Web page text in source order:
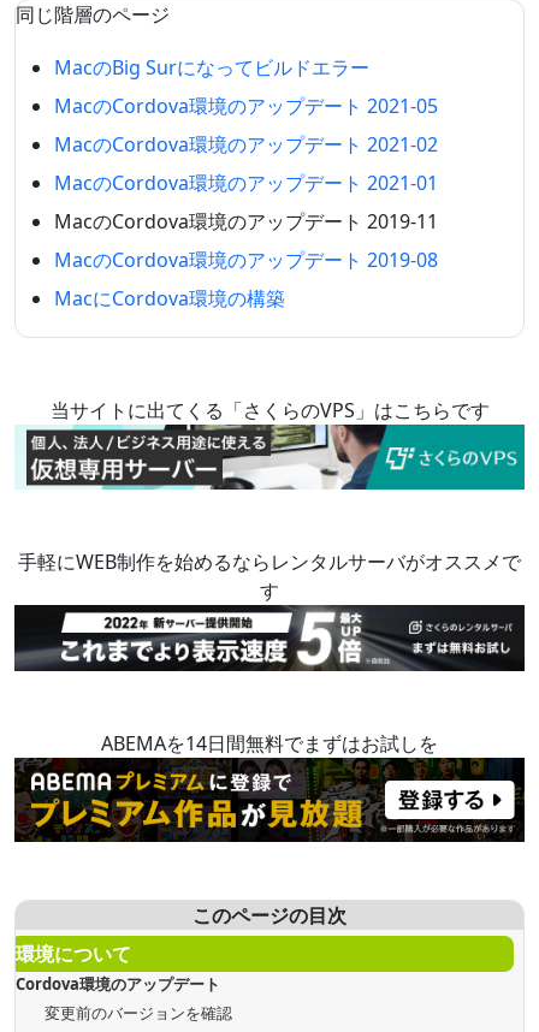
同じ階層のページ
MacのBig Surになってビルドエラー
MacのCordova環境のアップデート 2021-05
MacのCordova環境のアップデート 2021-02
MacのCordova環境のアップデート 2021-01
MacのCordova環境のアップデート 2019-11
MacのCordova環境のアップデート 2019-08
MacにCordova環境の構築
当サイトに出てくる「さくらのVPS」はこちらです
手軽にWEB制作を始めるならレンタルサーバがオススメで
す
ABEMAを14日間無料でまずはお試しを
このページの目次
環境について
Cordova環境のアップデート
変更前のバージョンを確認